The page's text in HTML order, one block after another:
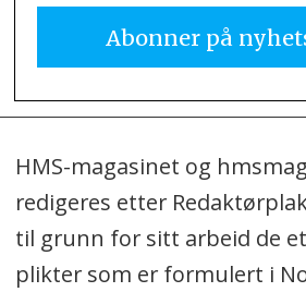
HMS-magasinet og
redigeres etter
til grunn for sitt arbeid de
plikter som er formulert i